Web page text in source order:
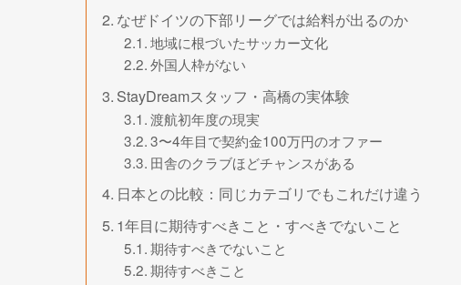
なぜドイツの下部リーグでは給料が出るのか
地域に根づいたサッカー文化
外国人枠がない
StayDreamスタッフ・高橋の実体験
渡航初年度の現実
3〜4年目で契約金100万円のオファー
田舎のクラブほどチャンスがある
日本との比較：同じカテゴリでもこれだけ違う
1年目に期待すべきこと・すべきでないこと
期待すべきでないこと
期待すべきこと